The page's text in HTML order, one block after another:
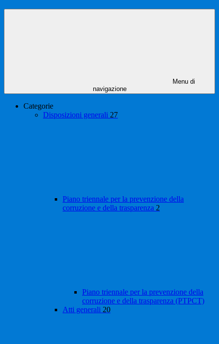
Menu di
navigazione
Categorie
Disposizioni generali 27
Piano triennale per la prevenzione della
corruzione e della trasparenza 2
Piano triennale per la prevenzione della
corruzione e della trasparenza (PTPCT)
Atti generali 20